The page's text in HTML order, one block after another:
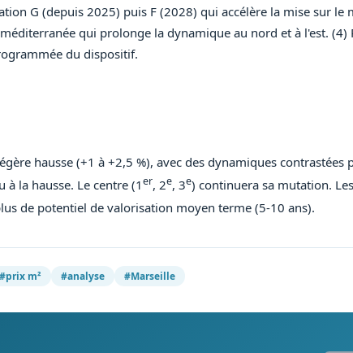
G (depuis 2025) puis F (2028) qui accélère la mise sur le
qui prolonge la dynamique au nord et à l'est. (4)
du dispositif.
hausse (+1 à +2,5 %), avec des dynamiques contrastées
à la hausse. Le centre (1er, 2e, 3e) continuera sa mutation.
de potentiel de valorisation moyen terme (5-10 ans).
#prix m² #analyse #Marseille